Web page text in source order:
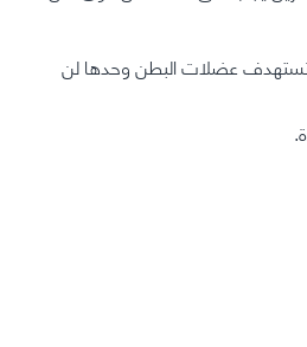
تستهدف عضلات البطن وحدها لن